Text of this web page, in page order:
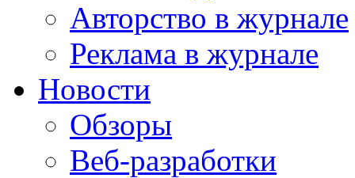
Авторство в журнале
Реклама в журнале
Новости
Обзоры
Веб-разработки